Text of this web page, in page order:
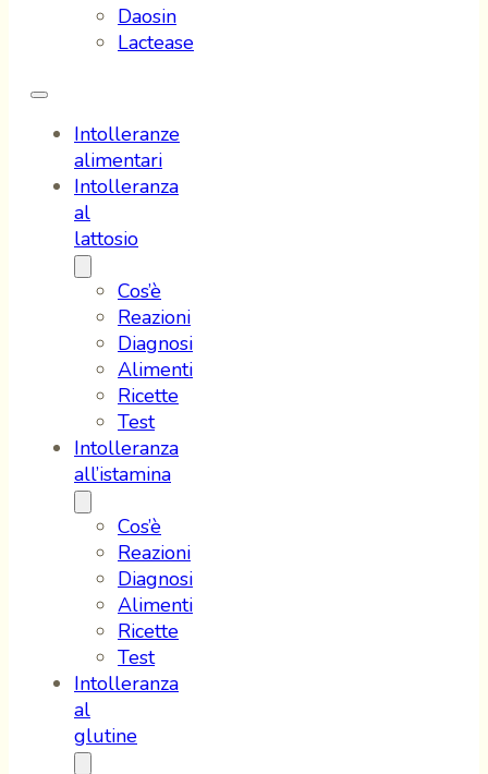
Daosin
Lactease
Intolleranze
alimentari
Intolleranza
al
lattosio
Cos’è
Reazioni
Diagnosi
Alimenti
Ricette
Test
Intolleranza
all’istamina
Cos’è
Reazioni
Diagnosi
Alimenti
Ricette
Test
Intolleranza
al
glutine